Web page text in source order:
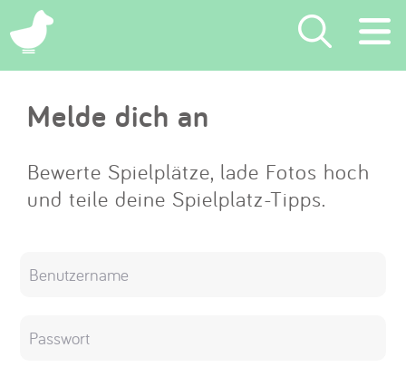
×
Suchen
Eintragen
App
Melde dich an
Bewerte Spielplätze, lade Fotos hoch
und teile deine Spielplatz-Tipps.